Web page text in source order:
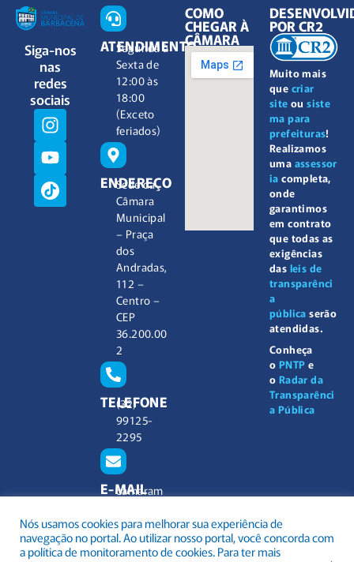
Siga-nos
nas
redes
sociais
ATENDIMENTO
Segunda à
Sexta de
12:00 às
18:00
(Exceto
feriados)
ENDEREÇO
Sede da
Câmara
Municipal
– Praça
dos
Andradas,
112 –
Centro –
CEP
36.200.00
2
TELEFONE
(32)
99125-
2295
E-MAIL
camaram
barbacen
a.mg.gov.
br
COMO
CHEGAR À
CÂMARA
Muito mais
que criar
site ousiste
ma para
prefeituras!
Realizamos
uma assessor
ia completa,
onde
garantimos
em contrato
que todas as
exigências
das leis de
transparênci
a
pública serão
atendidas.
Conheça
o PNTP e
o Radar da
Transparênci
a Pública
POR CR2
Nós usamos cookies para melhorar sua experiência de
navegação no portal. Ao utilizar nosso portal, você concorda com
a política de monitoramento de cookies. Para ter mais